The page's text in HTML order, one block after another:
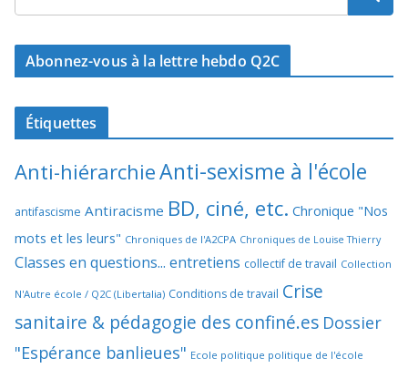
Abonnez-vous à la lettre hebdo Q2C
Étiquettes
Anti-hiérarchieAnti-sexisme à l'école
antifascisme Antiracisme BD, ciné, etc. Chronique "Nos
mots et les leurs" Chroniques de l'A2CPA Chroniques de Louise Thierry
Classes en questions... entretiens collectif de travail Collection
N'Autre école / Q2C (Libertalia) Conditions de travail Crise
sanitaire & pédagogie des confiné.es Dossier
"Espérance banlieues" Ecole politique politique de l'école